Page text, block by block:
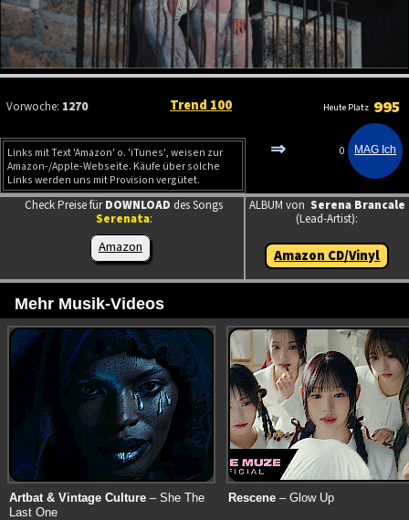
Vorwoche: 1270 Trend 100 Heute Platz 995
Links mit Text 'Amazon' o. 'iTunes', weisen zur
Amazon-/Apple-Webseite. Käufe über solche
Links werden uns mit Provision vergütet.
⇒ 0
Check Preise fürDOWNLOAD des Songs
Serenata:
Amazon
ALBUM von Serena Brancale
(Lead-Artist):
Amazon CD/Vinyl
Mehr Musik-Videos
Artbat & Vintage Culture – She The
Last One
Rescene – Glow Up